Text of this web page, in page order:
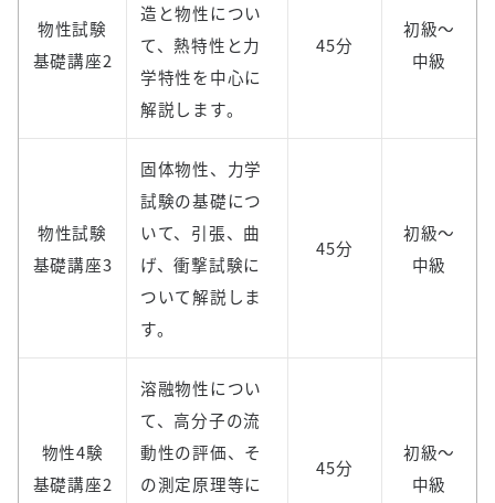
物性試験
基礎講座2
造と物性につい
て、熱特性と力
学特性を中心に
解説します。
45分
初級～
中級
物性試験
基礎講座3
固体物性、力学
試験の基礎につ
いて、引張、曲
げ、衝撃試験に
ついて解説しま
す。
45分
初級～
中級
物性4験
基礎講座2
溶融物性につい
て、高分子の流
動性の評価、そ
の測定原理等に
45分
初級～
中級